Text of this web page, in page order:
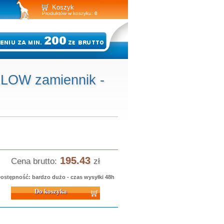
Koszyk
Produktów w koszyku: 0
zamiennik -
Cena brutto: 195.43 zł
bardzo dużo - czas wysyłki 48h
koszyka